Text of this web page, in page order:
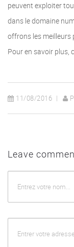
peuvent exploiter
dans le domaine
offrons les meilleurs
Pour en savoir plus,
11/08/2016
Leave